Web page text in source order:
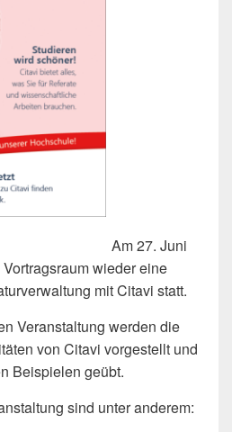
Am 27. Juni
wieder eine
mit Citavi statt.
Veranstaltung werden die
von Citavi vorgestellt und
Beispielen geübt.
sind unter anderem: